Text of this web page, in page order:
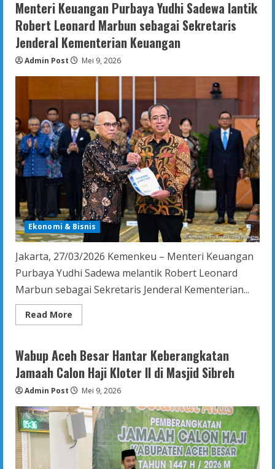
Kekerasan
Anak
dan
Care
Berizin,
IV
Banda
Aceh
Panggil
Disdikbud
dan
Dinas
P3AP2KB
Menteri Keuangan Purbaya Yudhi Sadewa lantik
Robert Leonard Marbun sebagai Sekretaris
Jenderal Kementerian Keuangan
Admin Post Mei 9, 2026
Ekonomi & Bisnis
Jakarta, 27/03/2026 Kemenkeu – Menteri Keuangan
Purbaya Yudhi Sadewa melantik Robert Leonard
Marbun sebagai Sekretaris Jenderal Kementerian...
Read More
more
Keuangan
Purbaya
Yudhi
Sadewa
Robert
Marbun
sebagai
Sekretaris
Jenderal
Kementerian
Keuangan
Wabup Aceh Besar Hantar Keberangkatan
Jamaah Calon Haji Kloter II di Masjid Sibreh
Admin Post Mei 9, 2026